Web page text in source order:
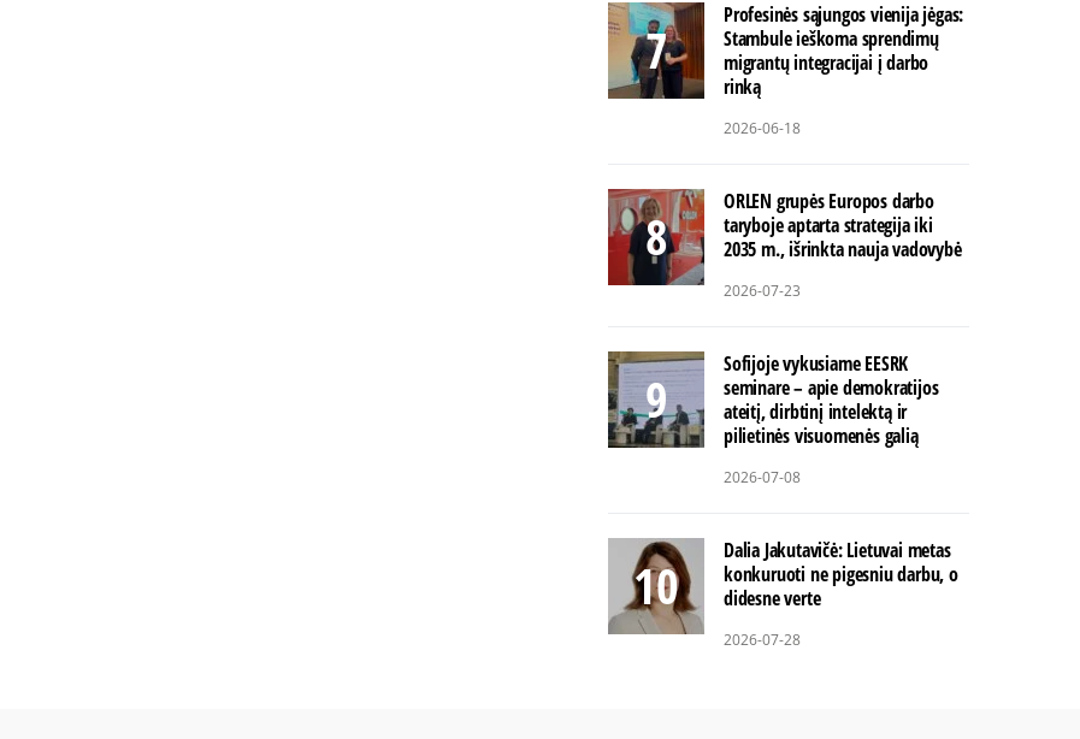
Profesinės sąjungos vienija jėgas:
Stambule ieškoma sprendimų
migrantų integracijai į darbo
rinką
2026-06-18
ORLEN grupės Europos darbo
taryboje aptarta strategija iki
2035 m., išrinkta nauja vadovybė
2026-07-23
Sofijoje vykusiame EESRK
seminare – apie demokratijos
ateitį, dirbtinį intelektą ir
pilietinės visuomenės galią
2026-07-08
Dalia Jakutavičė: Lietuvai metas
konkuruoti ne pigesniu darbu, o
didesne verte
2026-07-28